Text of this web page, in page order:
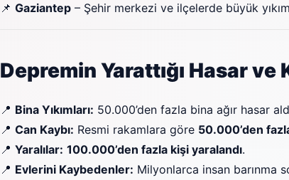
📌 Gaziantep – Şehir merkezi ve ilçelerde büyük
Depremin Yarattığı Hasar ve
📍 Bina Yıkımları: 50.000’den fazla bina ağır hasar
📍 Can Kaybı: Resmi rakamlara göre 50.000’den
📍 Yaralılar: 100.000’den fazla kişi yaralandı.
📍 Evlerini Kaybedenler: Milyonlarca insan barınma